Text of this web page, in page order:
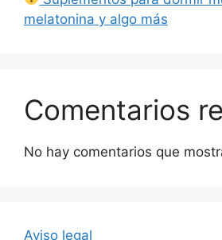
melatonina y algo más
Comentarios
No hay comentarios que
Aviso legal